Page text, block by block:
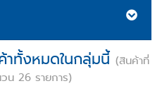
าทั้งหมดในกลุ่มนี้ (สินค้าที่
น 26 รายการ)